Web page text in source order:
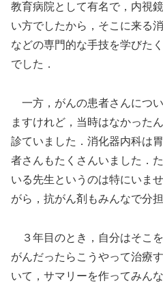
教育病院として有名で，内視
い方でしたから，そこに来る
などの専門的な手技を学びた
でした．
一方，がんの患者さんにつ
ますけれど，当時はなかった
診ていました．消化器内科は
者さんもたくさんいました．
いる先生というのは特にいま
がら，抗がん剤もみんなで分
３年目のとき，自分はそこ
がんだったらこうやって治療
いて，サマリーを作ってみん